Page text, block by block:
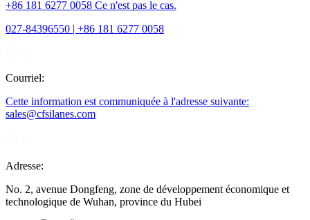
+86 181 6277 0058 Ce n'est pas le cas.
027-84396550 | +86 181 6277 0058
Courriel:
Cette information est communiquée à l'adresse suivante:
sales@cfsilanes.com
Adresse:
No. 2, avenue Dongfeng, zone de développement économique et
technologique de Wuhan, province du Hubei